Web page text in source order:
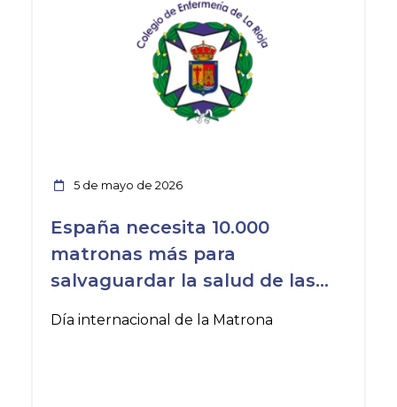
5 de mayo de 2026
España necesita 10.000
matronas más para
salvaguardar la salud de las
Día internacional de la Matrona